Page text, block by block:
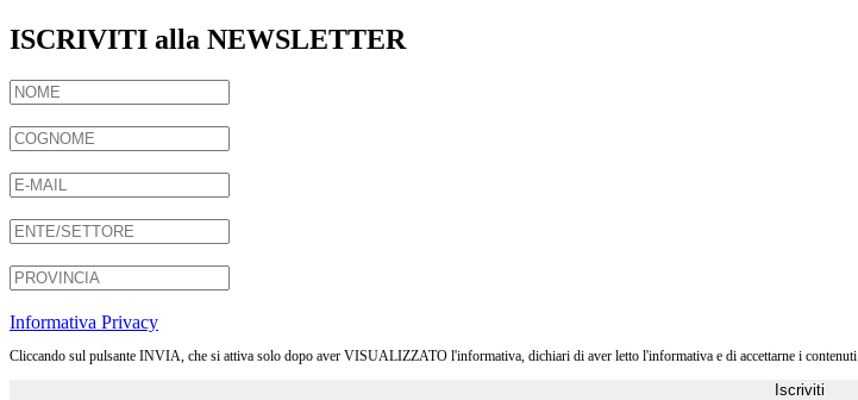
ISCRIVITI alla NEWSLETTER
Informativa Privacy
Cliccando sul pulsante INVIA, che si attiva solo dopo aver VISUALIZZATO l'informativa, dichiari di aver letto l'informativa e di accettarne i contenuti
Iscriviti